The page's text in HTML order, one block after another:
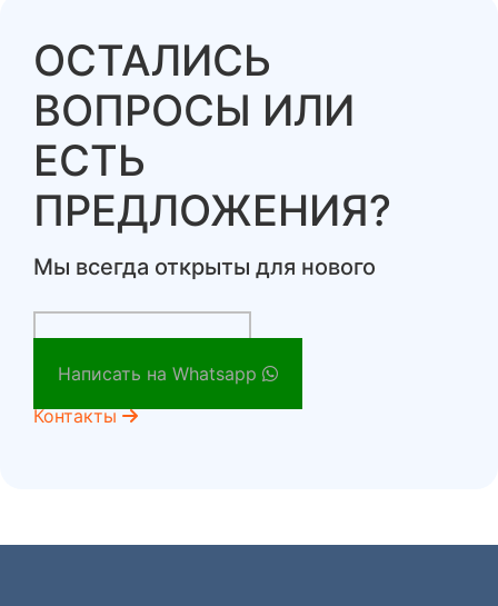
ОСТАЛИСЬ
ВОПРОСЫ ИЛИ
ЕСТЬ
ПРЕДЛОЖЕНИЯ?
Мы всегда открыты для нового
Написать на Whatsapp
Контакты